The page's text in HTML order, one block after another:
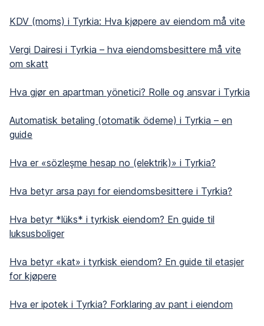
KDV (moms) i Tyrkia: Hva kjøpere av eiendom må vite
Vergi Dairesi i Tyrkia – hva eiendomsbesittere må vite
om skatt
Hva gjør en apartman yönetici? Rolle og ansvar i Tyrkia
Automatisk betaling (otomatik ödeme) i Tyrkia – en
guide
Hva er «sözleşme hesap no (elektrik)» i Tyrkia?
Hva betyr arsa payı for eiendomsbesittere i Tyrkia?
Hva betyr *lüks* i tyrkisk eiendom? En guide til
luksusboliger
Hva betyr «kat» i tyrkisk eiendom? En guide til etasjer
for kjøpere
Hva er ipotek i Tyrkia? Forklaring av pant i eiendom